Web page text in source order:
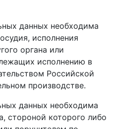
данных необходима
исполнения
органа или
исполнению в
Российской
производстве.
данных необходима
стороной которого либо